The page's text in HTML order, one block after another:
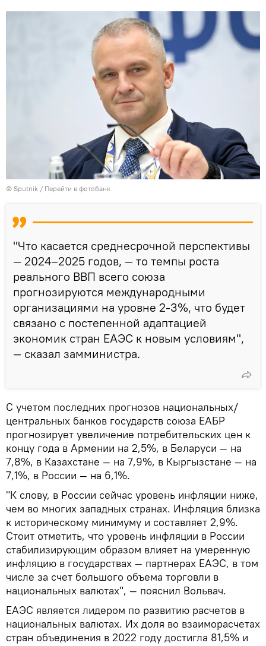
© Sputnik / Перейти в фотобанк
"Что касается среднесрочной перспективы
— 2024–2025 годов, — то темпы роста
реального ВВП всего союза
прогнозируются международными
организациями на уровне 2-3%, что будет
связано с постепенной адаптацией
экономик стран ЕАЭС к новым условиям",
— сказал замминистра.
С учетом последних прогнозов национальных/
центральных банков государств союза ЕАБР
прогнозирует увеличение потребительских цен к
концу года в Армении на 2,5%, в Беларуси — на
7,8%, в Казахстане — на 7,9%, в Кыргызстане — на
7,1%, в России — на 6,1%.
"К слову, в России сейчас уровень инфляции ниже,
чем во многих западных странах. Инфляция близка
к историческому минимуму и составляет 2,9%.
Стоит отметить, что уровень инфляции в России
стабилизирующим образом влияет на умеренную
инфляцию в государствах — партнерах ЕАЭС, в том
числе за счет большого объема торговли в
национальных валютах", — пояснил Вольвач.
ЕАЭС является лидером по развитию расчетов в
национальных валютах. Их доля во взаиморасчетах
стран объединения в 2022 году достигла 81,5% и